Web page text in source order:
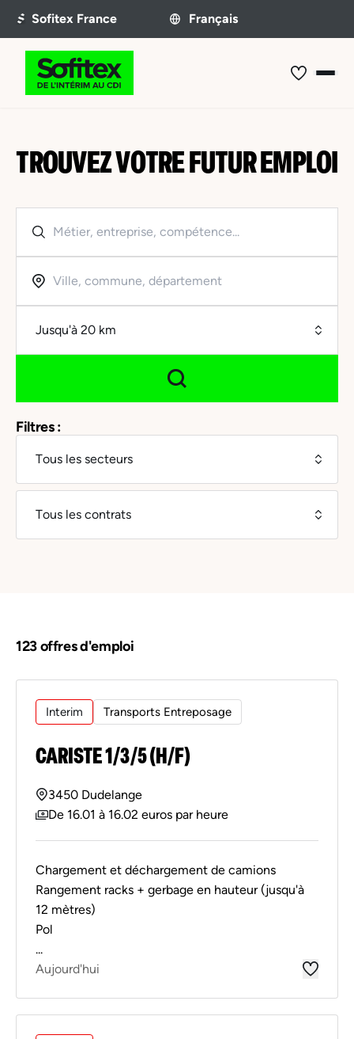
TROUVEZ VOTRE FUTUR EMPLOI
Filtres :
123 offres d'emploi
Interim Transports Entreposage
CARISTE 1/3/5 (H/F)
3450 Dudelange
De 16.01 à 16.02 euros par heure
Chargement et déchargement de camions
Rangement racks + gerbage en hauteur (jusqu'à
12 mètres)
Pol
...
Aujourd'hui